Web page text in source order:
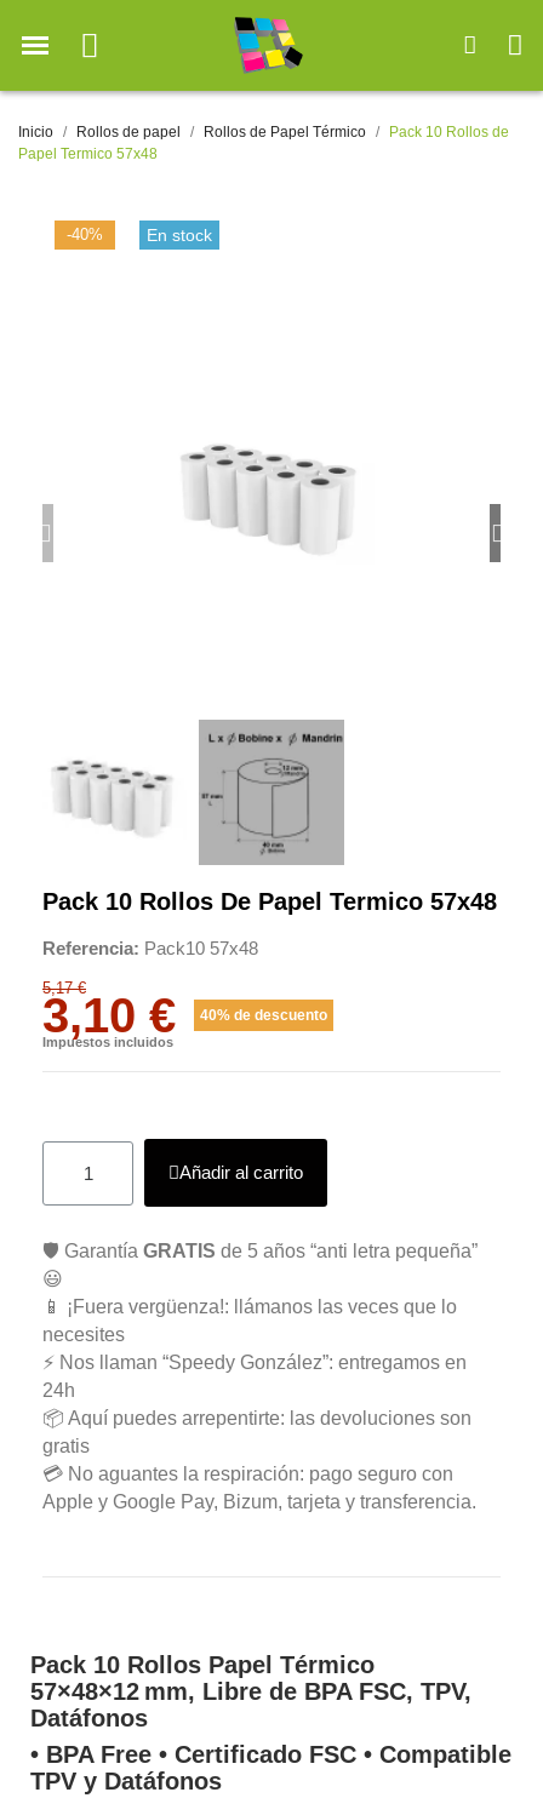
Inicio Rollos de papel Rollos de Papel Térmico
Pack 10 Rollos de
Papel Termico 57x48
-40% En stock
Pack 10 Rollos De Papel Termico 57x48
Referencia Pack10 57x48
5,17 €
3,10 € 40% de descuento
Impuestos incluidos
Añadir al carrito
🛡️ Garantía GRATIS de 5 años “anti letra pequeña”
😃
📱 ¡Fuera vergüenza!: llámanos las veces que lo
necesites
⚡ Nos llaman “Speedy González”: entregamos en
24h
📦 Aquí puedes arrepentirte: las devoluciones son
gratis
💳 No aguantes la respiración: pago seguro con
Apple y Google Pay, Bizum, tarjeta y transferencia.
Pack 10 Rollos Papel Térmico
57×48×12 mm, Libre de BPA FSC, TPV,
Datáfonos
• BPA Free • Certificado FSC • Compatible
TPV y Datáfonos